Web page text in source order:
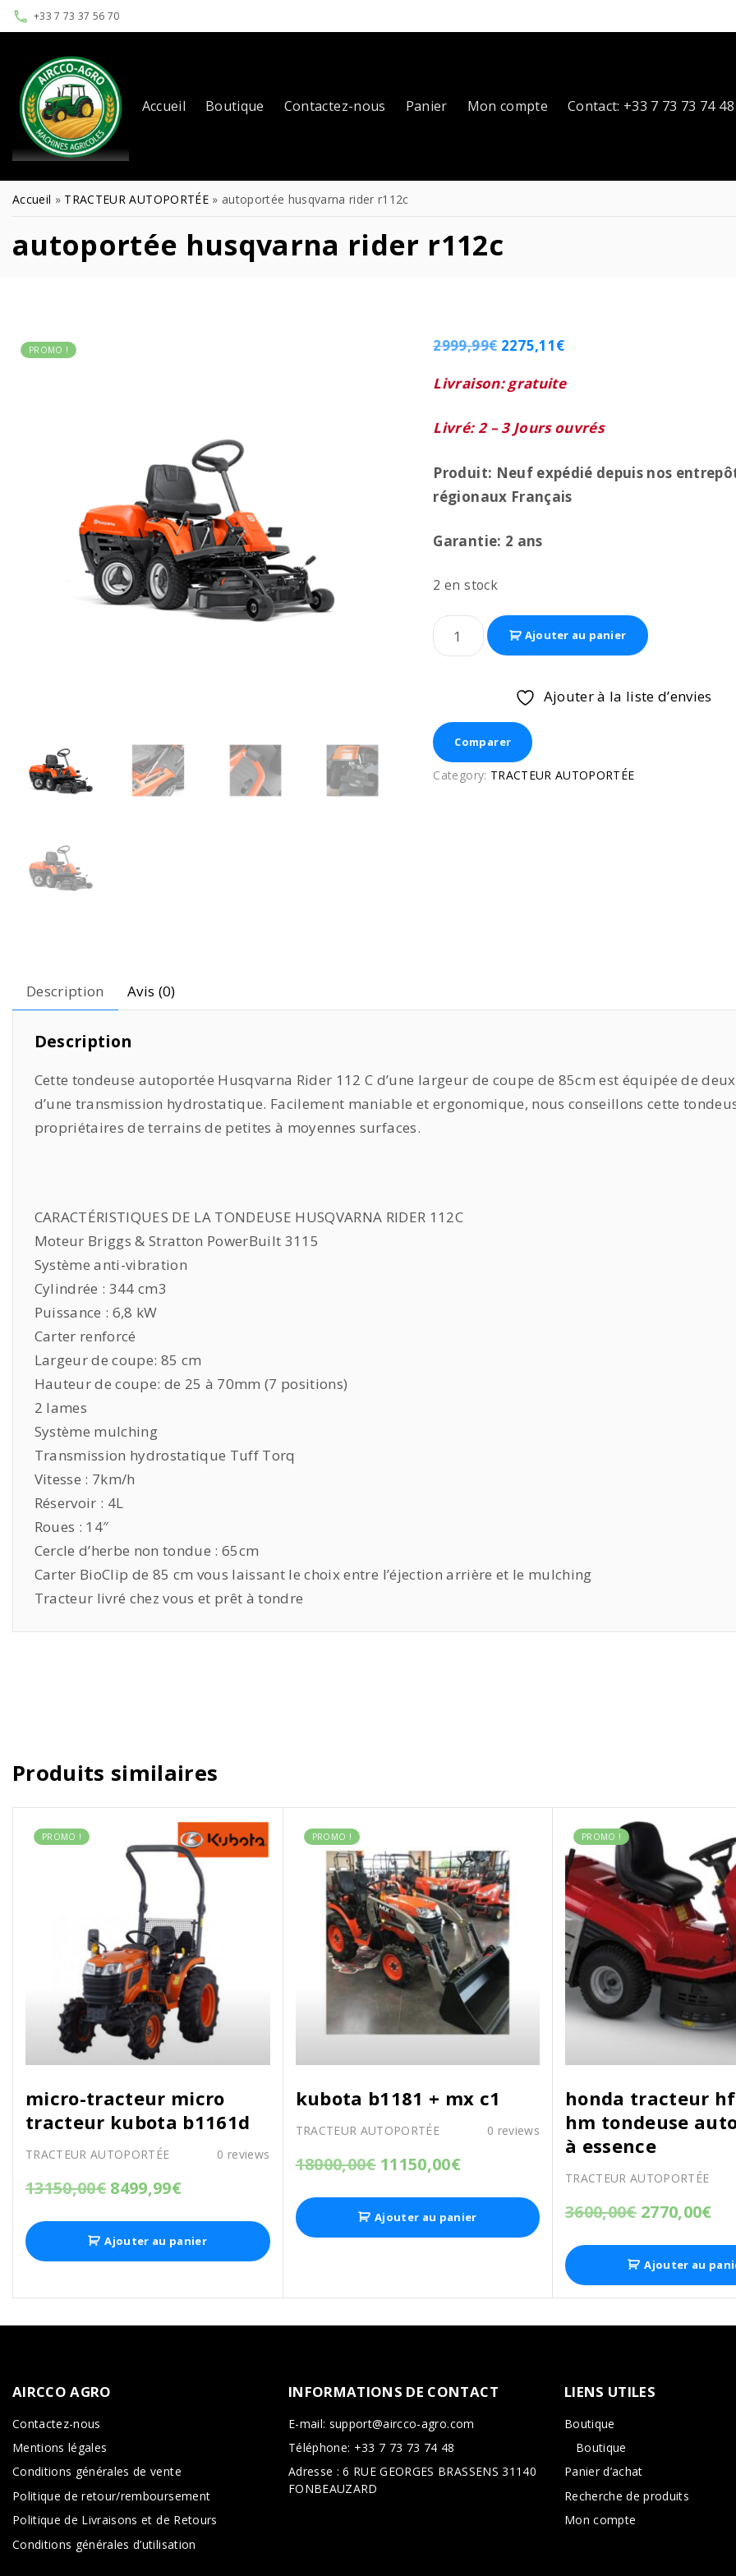
+33 7 73 37 56 70
Accueil Boutique Contactez-nous Panier Mon compte Contact: +33 7 73 73 74 48
Accueil » TRACTEUR AUTOPORTÉE» autoportée husqvarna rider r112c
autoportée husqvarna rider r112c
PROMO ! 2999,99€ 2275,11€
Livraison: gratuite
Livré: 2 – 3 Jours ouvrés
Produit: Neuf expédié depuis nos
régionaux Français
Garantie: 2 ans
2 en stock
Ajouter au panier
Ajouter à la liste d’envies
Comparer
Category: TRACTEUR AUTOPORTÉE
Description Avis (0)
Description
Cette tondeuse autoportée Husqvarna Rider 112 C d’une largeur de coupe de 85cm est équipée de
d’une transmission hydrostatique. Facilement maniable et ergonomique, nous conseillons cette
propriétaires de terrains de petites à moyennes surfaces.
CARACTÉRISTIQUES DE LA TONDEUSE HUSQVARNA RIDER 112C
Moteur Briggs & Stratton PowerBuilt 3115
Système anti-vibration
Cylindrée : 344 cm3
Puissance : 6,8 kW
Carter renforcé
Largeur de coupe: 85 cm
Hauteur de coupe: de 25 à 70mm (7 positions)
2 lames
Système mulching
Transmission hydrostatique Tuff Torq
Vitesse : 7km/h
Réservoir : 4L
Roues : 14″
Cercle d’herbe non tondue : 65cm
Carter BioClip de 85 cm vous laissant le choix entre l’éjection arrière et le mulching
Tracteur livré chez vous et prêt à tondre
Produits similaires
PROMO !
micro-tracteur micro
tracteur kubota b1161d
TRACTEUR AUTOPORTÉE 0 reviews
13150,00€ 8499,99€
Ajouter au panier
PROMO !
kubota b1181 + mx c1
TRACTEUR AUTOPORTÉE 0 reviews
18000,00€ 11150,00€
Ajouter au panier
PROMO !
honda tracteur hf
hm tondeuse
à essence
TRACTEUR AUTOPORTÉE
3600,00€ 2770,00€
Ajouter au
AIRCCO AGRO
Contactez-nous
Mentions légales
Conditions générales de vente
Politique de retour/remboursement
Politique de Livraisons et de Retours
Conditions générales d’utilisation
INFORMATIONS DE CONTACT
E-mail: support@aircco-agro.com
Téléphone: +33 7 73 73 74 48
Adresse : 6 RUE GEORGES BRASSENS 31140
FONBEAUZARD
LIENS UTILES
Boutique
Boutique
Panier d’achat
Recherche de produits
Mon compte